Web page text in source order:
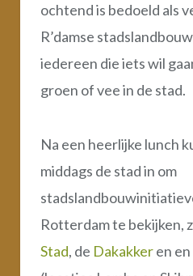
ochtend is bedoeld als
R’damse
iedereen die iets wil
groen of vee in de stad.
Na een heerlijke lunch
middags de stad in om
Rotterdam te bekijken,
Stad, de Dakakkeren en